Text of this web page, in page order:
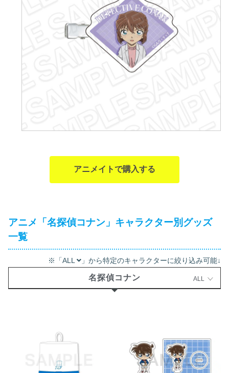
アニメイトで購入する
アニメ「名探偵コナン」キャラクター別グッズ
一覧
※「ALL 」から特定のキャラクターに絞り込み可能↓
名探偵コナン ALL
ナ (怪盗キッド)【再販】 2026年
名探偵コナン ミニアクリルスタ
ンド サウナ (江戸川 コナン)【再